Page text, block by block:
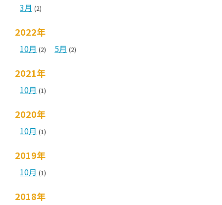
3月 (2)
2022年
10月 (2) 5月 (2)
2021年
10月 (1)
2020年
10月 (1)
2019年
10月 (1)
2018年